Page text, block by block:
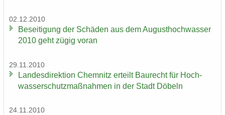
02.12.2010
Be­sei­ti­gung der Schä­den aus dem Au­gust­hoch­was­ser
2010 geht zügig voran
29.11.2010
Lan­des­di­rek­ti­on Chem­nitz er­teilt Bau­recht für Hoch­
was­ser­schutz­maß­nah­men in der Stadt Dö­beln
24.11.2010